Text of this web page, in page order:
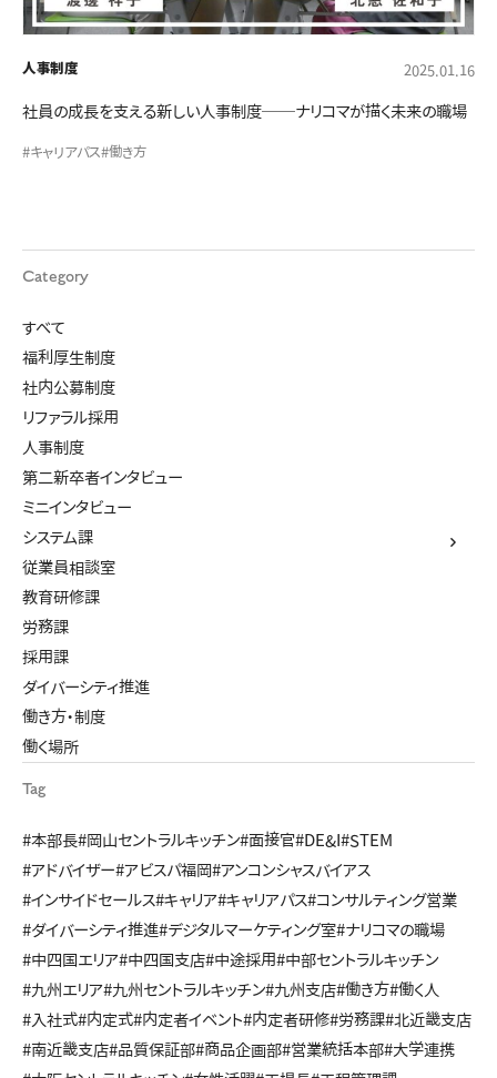
人事制度 2025.01.16
社員の成長を支える新しい人事制度──ナリコマが描く未来の職場
#キャリアパス#働き方
Category
すべて
福利厚生制度
社内公募制度
リファラル採用
人事制度
第二新卒者インタビュー
ミニインタビュー
システム課
従業員相談室
教育研修課
労務課
採用課
ダイバーシティ推進
働き方・制度
働く場所
Tag
#本部長#岡山セントラルキッチン#面接官#DE&I #STEM
#アドバイザー#アビスパ福岡#アンコンシャスバイアス
#インサイドセールス#キャリア#キャリアパス#コンサルティング営業
#ダイバーシティ推進#デジタルマーケティング室#ナリコマの職場
#中四国エリア#中四国支店#中途採用#中部セントラルキッチン
#九州エリア#九州セントラルキッチン#九州支店#働き方#働く人
#入社式#内定式#内定者イベント#内定者研修#労務課#北近畿支店
#南近畿支店#品質保証部#商品企画部#営業統括本部#大学連携